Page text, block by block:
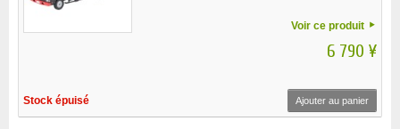
Voir ce produit
6 790 ¥
Stock épuisé Ajouter au panier